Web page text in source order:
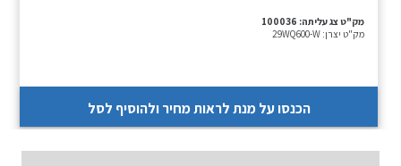
מק"ט צג עליתה: 100036
מק"ט יצרן: 29WQ600-W
הכנסו על מנת לראות מחיר ולהוסיף לסל